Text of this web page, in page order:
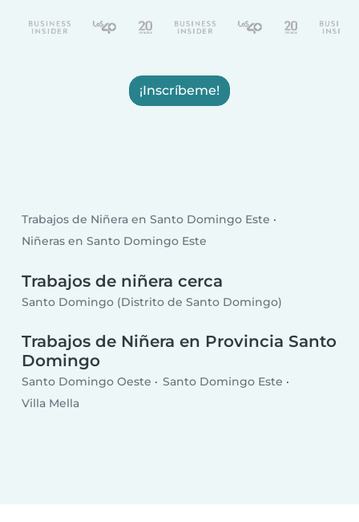
¡Inscríbeme!
Trabajos de Niñera en Santo Domingo Este
Niñeras en Santo Domingo Este
Trabajos de niñera cerca
Santo Domingo (Distrito de Santo Domingo)
Trabajos de Niñera en Provincia Santo
Domingo
Santo Domingo Oeste
Santo Domingo Este
Villa Mella